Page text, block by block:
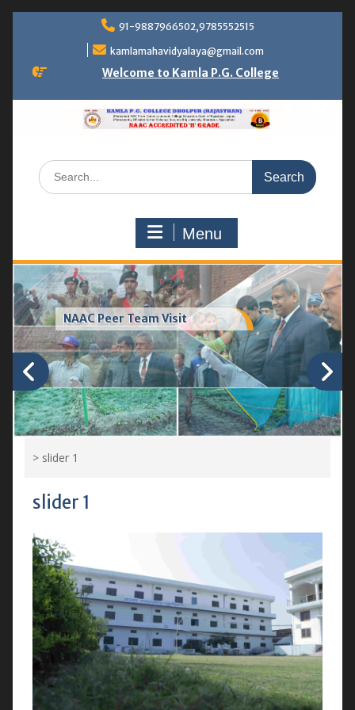
91-9887966502,9785552515
kamlamahavidyalaya@gmail.com
Welcome to Kamla P.G. College
Search
for:
Menu
Greenhouse & vermicompost
> slider 1
slider 1